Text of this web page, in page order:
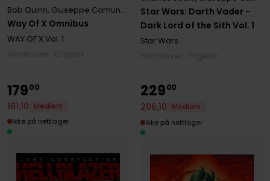
Way Of X Omnibus
Bob Quinn, Giuseppe Camuncoli Jan Bazaldua,Rafael Pimentel
WAY OF X Vol. 1
Star Wars: Darth Vader -
Dark Lord of the Sith Vol. 1
Star Wars
17900
161,10
Medlem
Ikke på nettlager
22900
206,10
Medlem
Ikke på nettlager